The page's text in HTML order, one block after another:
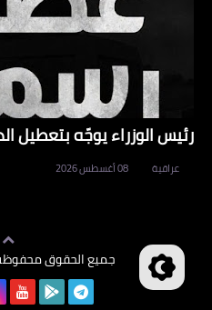
رئيس الوزراء يوجّه بتعطيل
عراقية 08 أغسطس 2026
جميع الحقوق